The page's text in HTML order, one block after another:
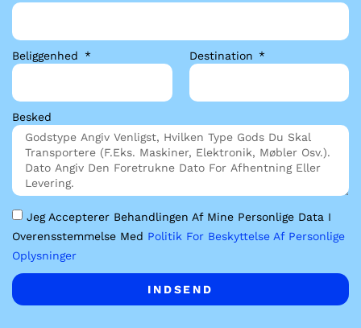
Beliggenhed Destination
Besked
Jeg Accepterer Behandlingen Af Mine Personlige Data I
Overensstemmelse Med Politik For Beskyttelse Af Personlige
Oplysninger
INDSEND